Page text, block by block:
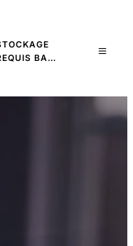
BA…